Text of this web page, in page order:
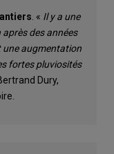
. « Il y a une
des années
une augmentation
fortes pluviosités
Dury,